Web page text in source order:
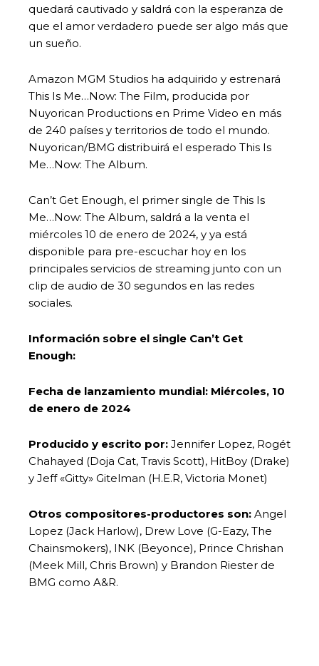
quedará cautivado y saldrá con la esperanza de
que el amor verdadero puede ser algo más que
un sueño.
Amazon MGM Studios ha adquirido y estrenará
This Is Me…Now: The Film, producida por
Nuyorican Productions en Prime Video en más
de 240 países y territorios de todo el mundo.
Nuyorican/BMG distribuirá el esperado This Is
Me…Now: The Album.
Can’t Get Enough, el primer single de This Is
Me…Now: The Album, saldrá a la venta el
miércoles 10 de enero de 2024, y ya está
disponible para pre-escuchar hoy en los
principales servicios de streaming junto con un
clip de audio de 30 segundos en las redes
sociales.
Información sobre el single Can’t Get
Enough:
Fecha de lanzamiento mundial: Miércoles, 10
de enero de 2024
Producido y escrito por: Jennifer Lopez, Rogét
Chahayed (Doja Cat, Travis Scott), HitBoy (Drake)
y Jeff «Gitty» Gitelman (H.E.R, Victoria Monet)
Otros compositores-productores son: Angel
Lopez (Jack Harlow), Drew Love (G-Eazy, The
Chainsmokers), INK (Beyonce), Prince Chrishan
(Meek Mill, Chris Brown) y Brandon Riester de
BMG como A&R.